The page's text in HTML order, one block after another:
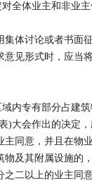
体业主和非业主
讨论或者书面
见形式时，应当
专有部分占建筑
)大会作出的决定
同意，并且在物
及其附属设施的
之二以上的业主同